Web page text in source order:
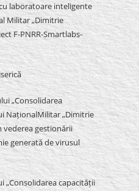
laboratoare inteligente
Militar „Dimitrie
F-PNRR-Smartlabs-
„Consolidarea
NaționalMilitar „Dimitrie
vederea gestionării
generată de virusul
„Consolidarea capacității